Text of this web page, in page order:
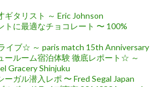
タリスト ～ Eric Johnson
トに最適なチョコレート 〜 100%
イブ☆ ～ paris match 15th Anniversary
ールーム宿泊体験 徹底レポート☆ ～
Gracery Shinjuku
ガル潜入レポ 〜 Fred Segal Japan